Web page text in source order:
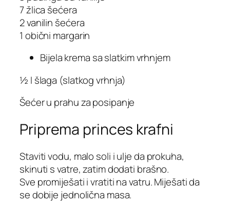
7 žlica šećera
2 vanilin šećera
1 obični margarin
Bijela krema sa slatkim vrhnjem
½ l šlaga (slatkog vrhnja)
Šećer u prahu za posipanje
Priprema princes krafni
Staviti vodu, malo soli i ulje da prokuha,
skinuti s vatre, zatim dodati brašno.
Sve promiješati i vratiti na vatru. Miješati da
se dobije jednolična masa.